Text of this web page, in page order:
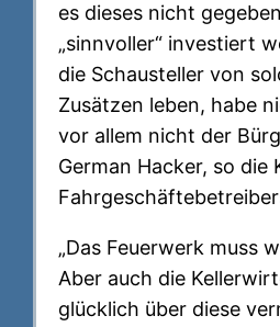
es dieses nicht
„sinnvoller“ investiert
die Schausteller von
Zusätzen leben, habe
vor allem nicht der
German Hacker, so die
„Das Feuerwerk muss
Aber auch die
glücklich über diese